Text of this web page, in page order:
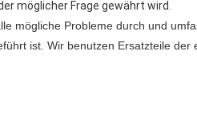
möglicher Frage gewährt wird.
mögliche Probleme durch und
ist. Wir benutzen Ersatzteile der